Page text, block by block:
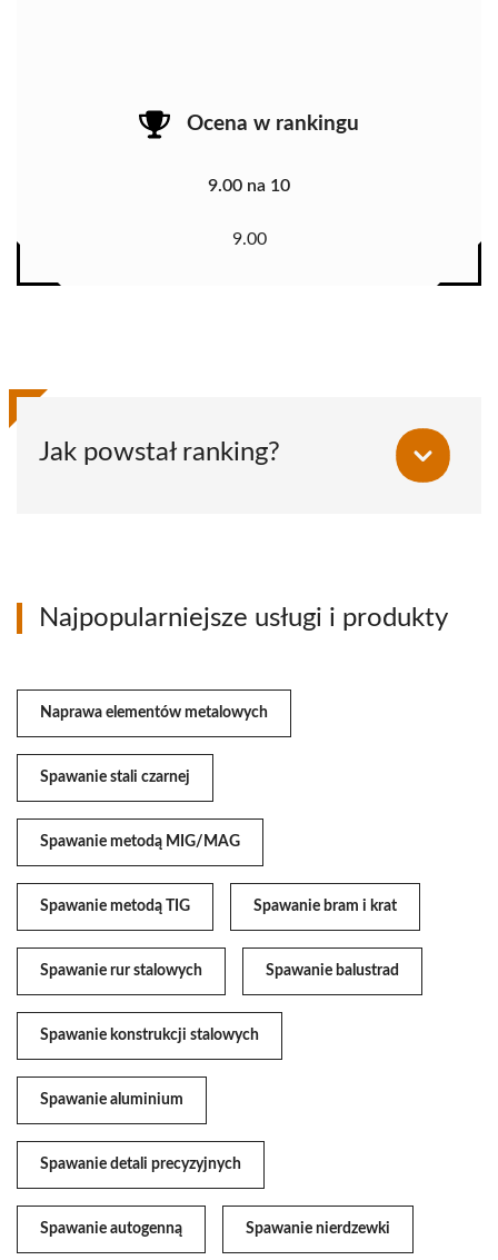
Ocena w rankingu
9.00 na 10
9.00
Jak powstał ranking?
Najpopularniejsze usługi i produkty
Naprawa elementów metalowych
Spawanie stali czarnej
Spawanie metodą MIG/MAG
Spawanie metodą TIG Spawanie bram i krat
Spawanie rur stalowych Spawanie balustrad
Spawanie konstrukcji stalowych
Spawanie aluminium
Spawanie detali precyzyjnych
Spawanie autogenną Spawanie nierdzewki